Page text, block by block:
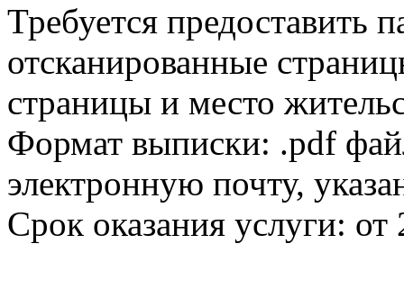
Требуется предоставить
отсканированные
страницы и место
Формат выписки: .pdf
электронную почту,
Срок оказания услуги: от